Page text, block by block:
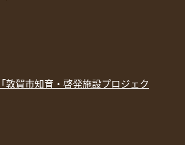
「敦賀市知育・啓発施設プロジェク